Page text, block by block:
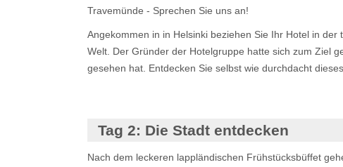
Travemünde - Sprechen Sie uns an!
Angekommen in in Helsinki beziehen Sie Ihr Hotel in
Welt. Der Gründer der Hotelgruppe hatte sich zum Ziel
gesehen hat. Entdecken Sie selbst wie durchdacht
Tag 2: Die Stadt entdecken
Nach dem leckeren lappländischen Frühstücksbüffet